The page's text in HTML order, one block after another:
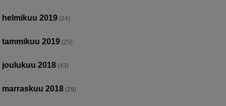
helmikuu 2019 (24)
tammikuu 2019 (25)
joulukuu 2018 (43)
marraskuu 2018 (29)